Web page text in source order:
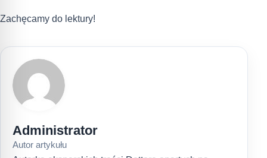
Zachęcamy do lektury!
Administrator
Autor artykułu